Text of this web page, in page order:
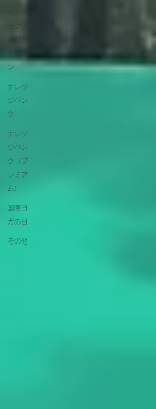
ラクテ
ン
ナレッ
ジバン
ク
ナレッ
ジバン
ク（プ
レミア
ム）
国際ヨ
ガの日
その他